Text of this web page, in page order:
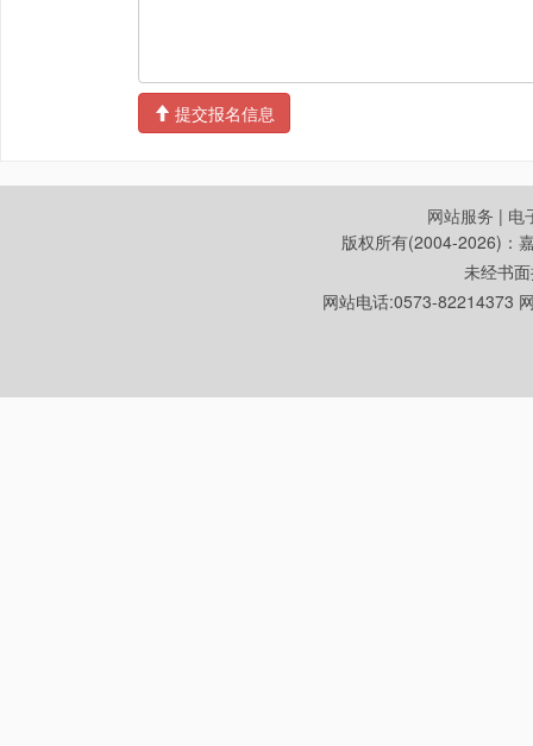
提交报名信息
网站服务 | 电
版权所有(2004-2026)：
未经书
网站电话:0573-82214373